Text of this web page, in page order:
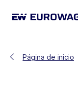
Página de inicio